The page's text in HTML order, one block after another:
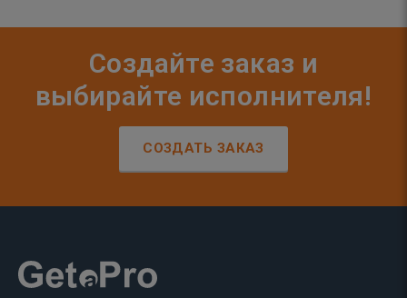
Создайте заказ и
выбирайте исполнителя!
СОЗДАТЬ ЗАКАЗ